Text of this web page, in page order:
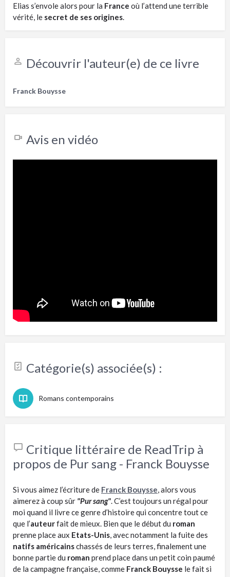
Elias s’envole alors pour la France où l’attend une terrible
vérité, le secret de ses origines
Découvrir l'auteur(e) de ce livre
Franck Bouysse
Avis en vidéo
Catégorie(s) associée(s) :
Romans contemporains
Critique littéraire de ReadTrip à
propos de Pur sang - Franck Bouysse
Si vous aimez l’écriture de Franck Bouysse , alors vous
aimerez à coup sûr "Pur sang" . C’est toujours un régal pour
moi quand il livre ce genre d’histoire qui concentre tout ce
que l’auteurfait de mieux. Bien que le début du roman
prenne place aux Etats-Unis , avec notamment la fuite des
natifs américainschassés de leurs terres, finalement une
bonne partie du roman prend place dans un petit coin paumé
de la campagne française, comme Franck Bouysse le fait si